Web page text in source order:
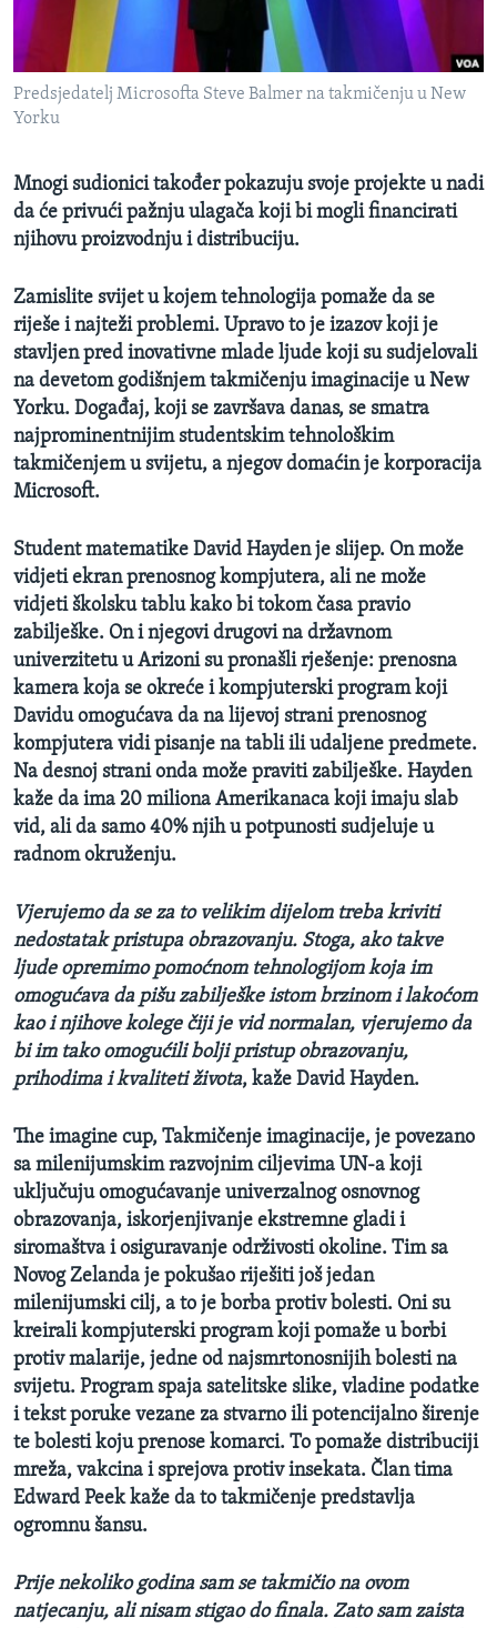
MAGAZIN
O GLASU AMERIKE
Learning English
PRATITE NAS
Jezici
Predsjedatelj Microsofta Steve Balmer na takmičenju u New
Yorku
Mnogi sudionici također pokazuju svoje projekte u nadi
da će privući pažnju ulagača koji bi mogli financirati
njihovu proizvodnju i distribuciju.
Zamislite svijet u kojem tehnologija pomaže da se
riješe i najteži problemi. Upravo to je izazov koji je
stavljen pred inovativne mlade ljude koji su sudjelovali
na devetom godišnjem takmičenju imaginacije u New
Yorku. Događaj, koji se završava danas, se smatra
najprominentnijim studentskim tehnološkim
takmičenjem u svijetu, a njegov domaćin je korporacija
Microsoft.
Student matematike David Hayden je slijep. On može
vidjeti ekran prenosnog kompjutera, ali ne može
vidjeti školsku tablu kako bi tokom časa pravio
zabilješke. On i njegovi drugovi na državnom
univerzitetu u Arizoni su pronašli rješenje: prenosna
kamera koja se okreće i kompjuterski program koji
Davidu omogućava da na lijevoj strani prenosnog
kompjutera vidi pisanje na tabli ili udaljene predmete.
Na desnoj strani onda može praviti zabilješke. Hayden
kaže da ima 20 miliona Amerikanaca koji imaju slab
vid, ali da samo 40% njih u potpunosti sudjeluje u
radnom okruženju.
Vjerujemo da se za to velikim dijelom treba kriviti
nedostatak pristupa obrazovanju. Stoga, ako takve
ljude opremimo pomoćnom tehnologijom koja im
omogućava da pišu zabilješke istom brzinom i lakoćom
kao i njihove kolegečiji je vid normalan, vjerujemo da
bi im tako omogućili bolji pristup obrazovanju,
prihodima i kvaliteti života, kaže David Hayden.
The imagine cup, Takmičenje imaginacije, je povezano
sa milenijumskim razvojnim ciljevima UN-a koji
uključuju omogućavanje univerzalnog osnovnog
obrazovanja, iskorjenjivanje ekstremne gladi i
siromaštva i osiguravanje održivosti okoline. Tim sa
Novog Zelanda je pokušao riješiti još jedan
milenijumski cilj, a to je borba protiv bolesti. Oni su
kreirali kompjuterski program koji pomaže u borbi
protiv malarije, jedne od najsmrtonosnijih bolesti na
svijetu. Program spaja satelitske slike, vladine podatke
i tekst poruke vezane za stvarno ili potencijalno širenje
te bolesti koju prenose komarci. To pomaže distribuciji
mreža, vakcina i sprejova protiv insekata. Član tima
Edward Peek kaže da to takmičenje predstavlja
ogromnu šansu.
Prije nekoliko godina sam se takmičio na ovom
natjecanju, ali nisam stigao do finala. Zato sam zaista